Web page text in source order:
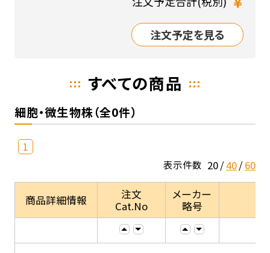
注文予定を見る
すべての商品
細胞・微生物株（全0件）
1
表示件数 20 40 60
商品詳細情報
注文
Cat.No
メーカー
略号